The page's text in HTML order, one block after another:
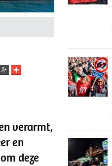
verarmt,
en
deze